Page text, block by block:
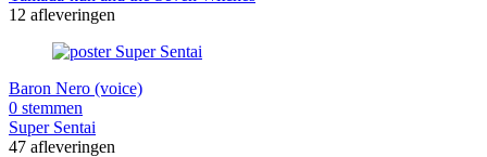
12 afleveringen
Baron Nero (voice)
0 stemmen
Super Sentai
47 afleveringen